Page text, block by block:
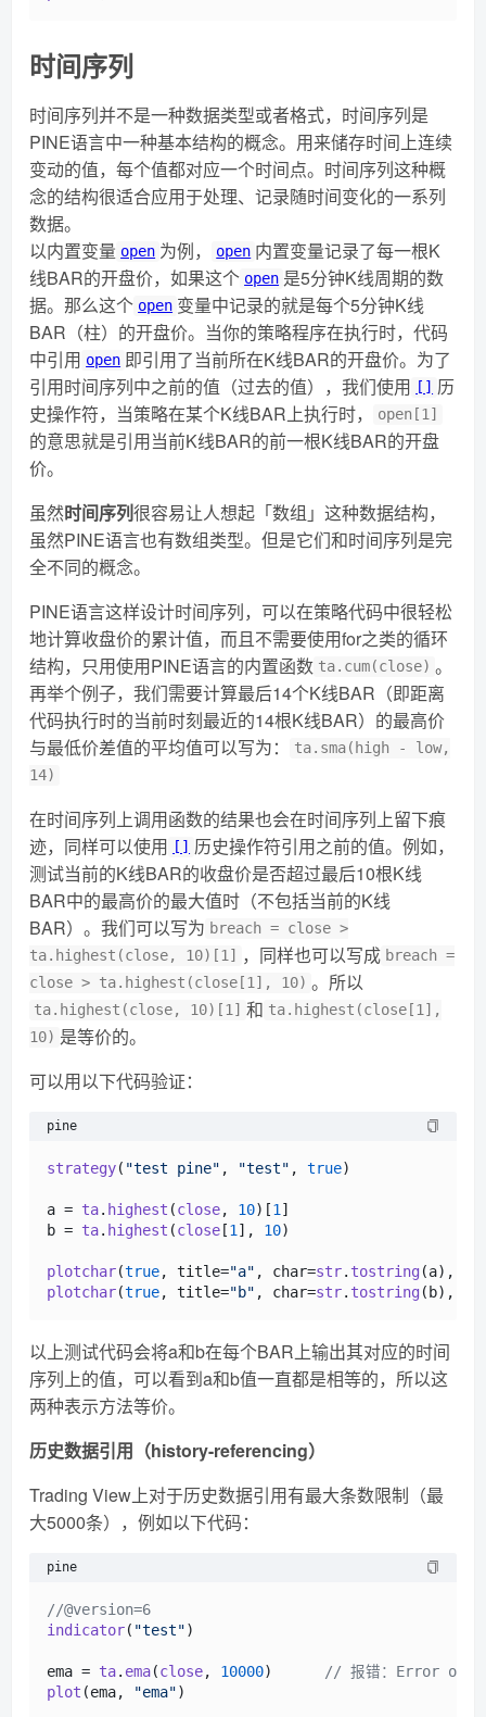
时间序列
时间序列并不是一种数据类型或者格式，时间序列是
PINE语言中一种基本结构的概念。用来储存时间上连续
变动的值，每个值都对应一个时间点。时间序列这种概
念的结构很适合应用于处理、记录随时间变化的一系列
数据。
以内置变量 open 为例， open 内置变量记录了每一根K
线BAR的开盘价，如果这个 open 是5分钟K线周期的数
据。那么这个 open 变量中记录的就是每个5分钟K线
BAR（柱）的开盘价。当你的策略程序在执行时，代码
中引用 open 即引用了当前所在K线BAR的开盘价。为了
引用时间序列中之前的值（过去的值），我们使用 [] 历
史操作符，当策略在某个K线BAR上执行时，
open[1]
的意思就是引用当前K线BAR的前一根K线BAR的开盘
价。
虽然时间序列很容易让人想起「数组」这种数据结构，
虽然PINE语言也有数组类型。但是它们和时间序列是完
全不同的概念。
PINE语言这样设计时间序列，可以在策略代码中很轻松
地计算收盘价的累计值，而且不需要使用for之类的循环
结构，只用使用PINE语言的内置函数 ta.cum(close) 。
再举个例子，我们需要计算最后14个K线BAR（即距离
代码执行时的当前时刻最近的14根K线BAR）的最高价
与最低价差值的平均值可以写为：
ta.sma(high - low,
14)
在时间序列上调用函数的结果也会在时间序列上留下痕
迹，同样可以使用 [] 历史操作符引用之前的值。例如，
测试当前的K线BAR的收盘价是否超过最后10根K线
BAR中的最高价的最大值时（不包括当前的K线
BAR）。我们可以写为 breach = close >
ta.highest(close, 10)[1]
，同样也可以写成 breach =
close > ta.highest(close[1], 10) 。所以
ta.highest(close, 10)[1] 和 ta.highest(close[1],
10) 是等价的。
可以用以下代码验证：
pine
strategy( "test pine" , "test" , true)
a = ta. highest (close, 10)[1 ]
b = ta. highest (close[1 ], 10)
plotchar(true, title="a" , char=str. tostring(a),
plotchar(true, title="b" , char=str. tostring(b),
以上测试代码会将a和b在每个BAR上输出其对应的时间
序列上的值，可以看到a和b值一直都是相等的，所以这
两种表示方法等价。
历史数据引用（history-referencing）
Trading View上对于历史数据引用有最大条数限制（最
大5000条），例如以下代码：
pine
//@version=6
indicator( "test")
ema = ta. ema(close, 10000)
// 报错：Error on
plot (ema, "ema")